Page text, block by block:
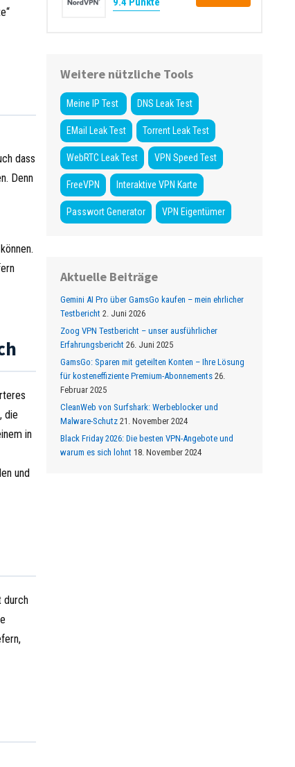
dass
Denn
die
in
und
durch
Weitere nützliche Tools
Meine IP Test DNS Leak Test
EMail Leak Test Torrent Leak Test
WebRTC Leak Test VPN Speed Test
FreeVPN Interaktive VPN Karte
Passwort Generator VPN Eigentümer
Aktuelle Beiträge
Gemini AI Pro über GamsGo kaufen – mein ehrlicher
Testbericht 2. Juni 2026
Zoog VPN Testbericht – unser ausführlicher
Erfahrungsbericht 26. Juni 2025
GamsGo: Sparen mit geteilten Konten – Ihre Lösung
für kosteneffiziente Premium-Abonnements 26.
Februar 2025
CleanWeb von Surfshark: Werbeblocker und
Malware-Schutz 21. November 2024
Black Friday 2026: Die besten VPN-Angebote und
warum es sich lohnt 18. November 2024